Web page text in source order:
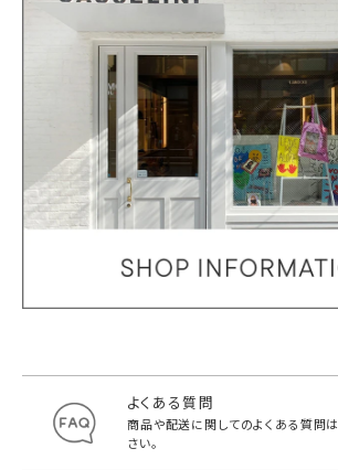
よくある質問
商品や配送に関してのよくある質問は
さい。